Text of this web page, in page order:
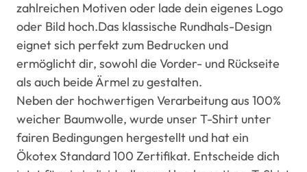
zahlreichen Motiven oder lade dein eigenes Logo
oder Bild hoch.Das klassische Rundhals-Design
eignet sich perfekt zum Bedrucken und
ermöglicht dir, sowohl die Vorder- und Rückseite
als auch beide Ärmel zu gestalten.
Neben der hochwertigen Verarbeitung aus 100%
weicher Baumwolle, wurde unser T-Shirt unter
fairen Bedingungen hergestellt und hat ein
Ökotex Standard 100 Zertifikat. Entscheide dich